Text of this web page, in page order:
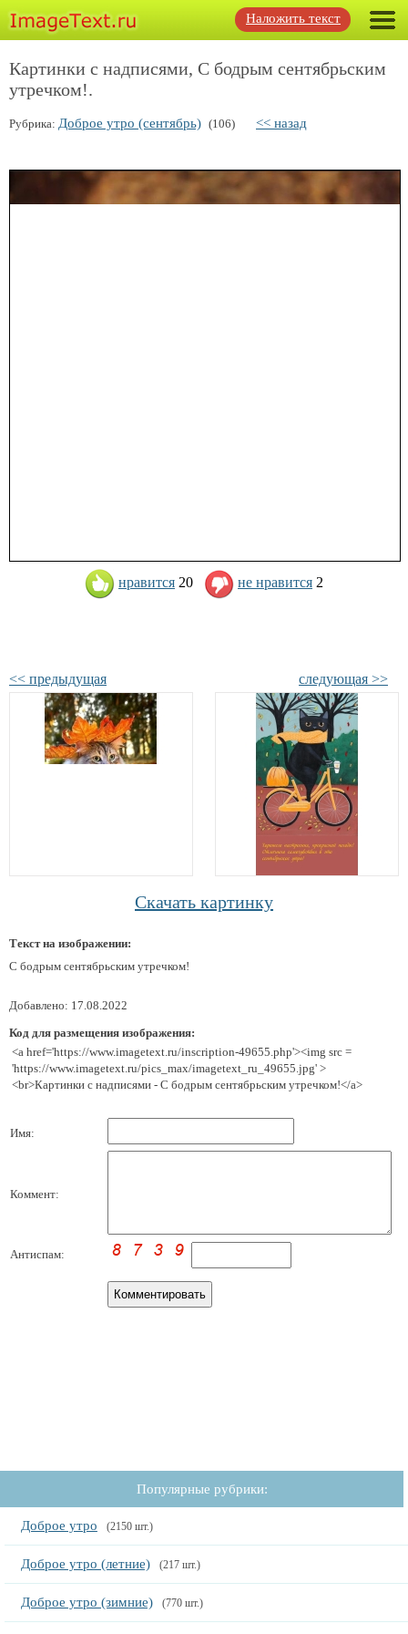
Наложить текст
Картинки с надписями, С бодрым сентябрьским
утречком!.
Рубрика: Доброе утро (сентябрь) (106) << назад
нравится 20 не нравится 2
<< предыдущая следующая >>
Скачать картинку
Текст на изображении:
С бодрым сентябрьским утречком!
Добавлено: 17.08.2022
Код для размещения изображения:
<a href='https://www.imagetext.ru/inscription-49655.php'><img src =
'https://www.imagetext.ru/pics_max/imagetext_ru_49655.jpg' >
<br>Картинки с надписями - С бодрым сентябрьским утречком!</a>
Имя:
Коммент:
Антиспам:
Популярные рубрики:
Доброе утро (2150 шт.)
Доброе утро (летние) (217 шт.)
Доброе утро (зимние) (770 шт.)